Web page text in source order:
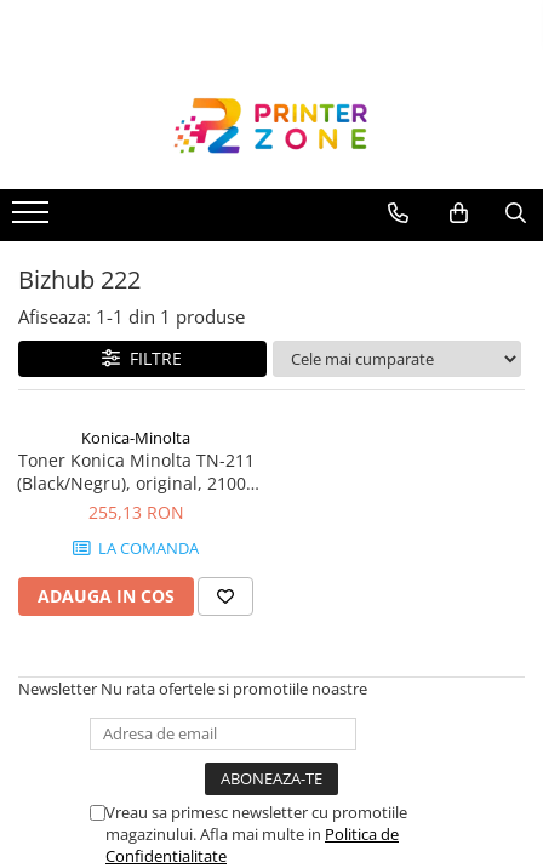
Imprimante cu jet
Multifunctionale laser
Multifunctionale cu jet
Imprimante etichete
Imprimante termice
Scanere
Accesorii imprimante
Accesorii multifunctionale
Piese schimb
Plottere
Consumabile imprimanta
Drum unit
Capete imprimare
Cartuse inkjet si cerneala
Bizhub 222
Afiseaza: 1-1 din 1 produse
FILTRE
Konica-Minolta
Toner Konica Minolta TN-211
(Black/Negru), original, 21000
pagini
255,13 RON
LA COMANDA
ADAUGA IN COS
Newsletter Nu rata ofertele si promotiile noastre
Vreau sa primesc newsletter cu promotiile
magazinului. Afla mai multe in Politica de
Confidentialitate